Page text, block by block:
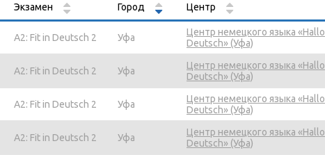
Экзамен Город Центр
A2: Fit in Deutsch 2 Уфа
Центр немецкого языка «Hallo
Deutsch» (Уфа)
A2: Fit in Deutsch 2 Уфа
Центр немецкого языка «Hallo
Deutsch» (Уфа)
A2: Fit in Deutsch 2 Уфа
Центр немецкого языка «Hallo
Deutsch» (Уфа)
A2: Fit in Deutsch 2 Уфа
Центр немецкого языка «Hallo
Deutsch» (Уфа)